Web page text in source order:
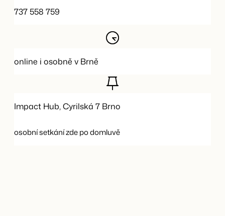
737 558 759
online i osobně v Brně
Impact Hub, Cyrilská 7 Brno
osobní setkání zde po domluvě